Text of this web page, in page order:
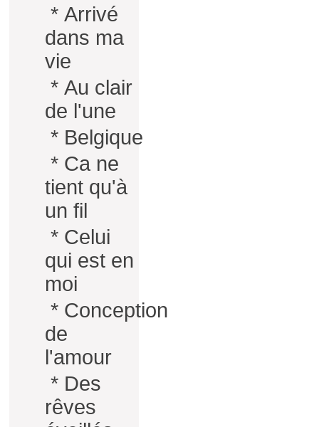
* Arrivé
dans ma
vie
* Au clair
de l'une
* Belgique
* Ca ne
tient qu'à
un fil
* Celui
qui est en
moi
* Conception
de
l'amour
* Des
rêves